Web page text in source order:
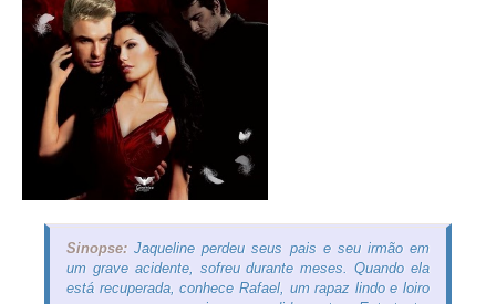
Sinopse: Jaqueline perdeu seus pais e seu irmão em
um grave acidente, sofreu durante meses. Quando ela
está recuperada, conhece Rafael, um rapaz lindo e loiro